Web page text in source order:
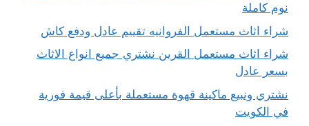
نوم كاملة
شراء اثاث مستعمل الفروانيه تقييم عادل ودفع كاش
شراء اثاث مستعمل القرين نشتري جميع انواع الاثاث
بسعر عادل
نشتري ونبيع ماكينة قهوة مستعملة بأعلى قيمة فورية
في الكويت